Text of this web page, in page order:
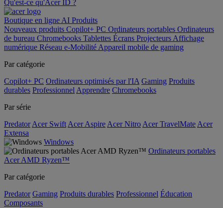
Qu'est-ce qu'Acer ID ?
Boutique en ligne AI Produits
Nouveaux produits Copilot+ PC Ordinateurs portables Ordinateurs
de bureau Chromebooks Tablettes Écrans Projecteurs Affichage
numérique Réseau e-Mobilité Appareil mobile de gaming
Par catégorie
Copilot+ PC Ordinateurs optimisés par l'IA Gaming Produits
durables Professionnel Apprendre Chromebooks
Par série
Predator Acer Swift Acer Aspire Acer Nitro Acer TravelMate Acer
Extensa
Windows
Ordinateurs portables
Acer AMD Ryzen™
Par catégorie
Predator Gaming Produits durables Professionnel Éducation
Composants